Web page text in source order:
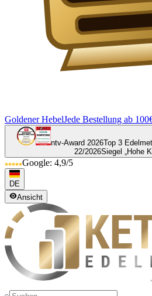
Goldener HebelJede Bestellung ab
ntv-Award 2026Top 3
22/2026Siegel „Hohe
Google: 4,9/5
DE
Ansicht